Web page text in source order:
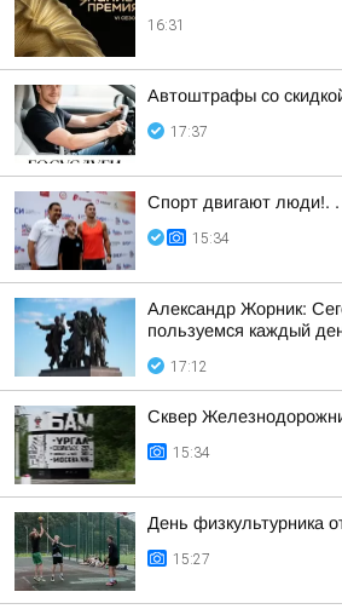
16:31
Автоштрафы со
17:37
Спорт двигают люди!.
15:34
Александр Жорник:
пользуемся каждый
17:12
Сквер
15:34
День физкультурника
15:27